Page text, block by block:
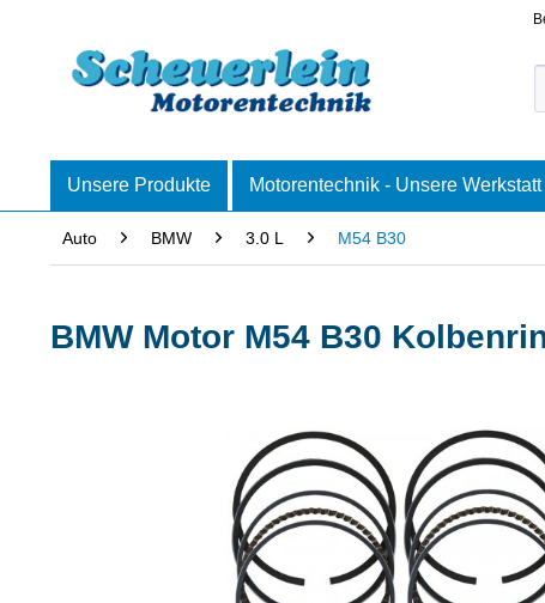
Unsere Produkte Motorentechnik - Unsere Werkstatt
Auto BMW 3.0 L M54 B30
BMW Motor M54 B30